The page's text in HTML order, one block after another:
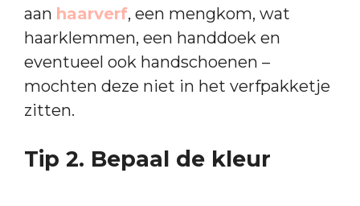
aan haarverf, een mengkom, wat
haarklemmen, een handdoek en
eventueel ook handschoenen –
mochten deze niet in het verfpakketje
zitten.
Tip 2. Bepaal de kleur